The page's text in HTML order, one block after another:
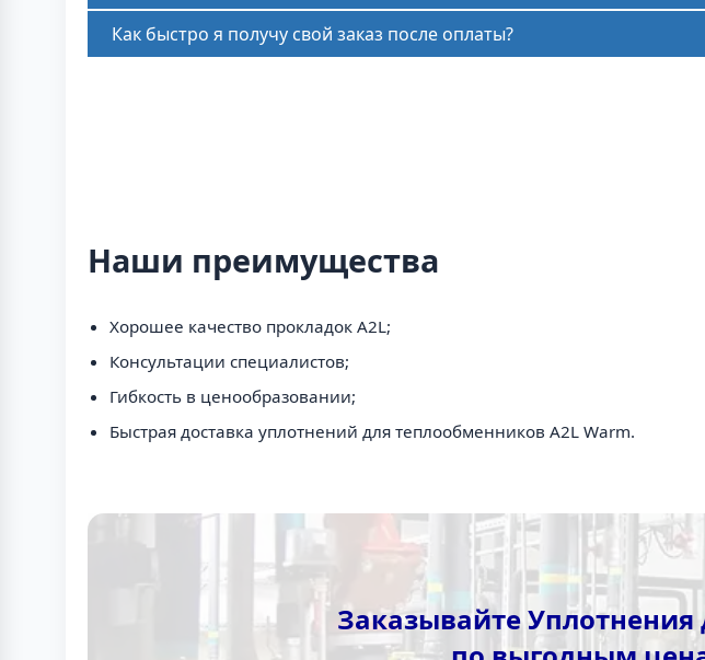
Как быстро я получу свой заказ после оплаты?
Наши преимущества
Хорошее качество прокладок A2L;
Консультации специалистов;
Гибкость в ценообразовании;
Быстрая доставка уплотнений для теплообменников A2L Warm.
Заказывайте